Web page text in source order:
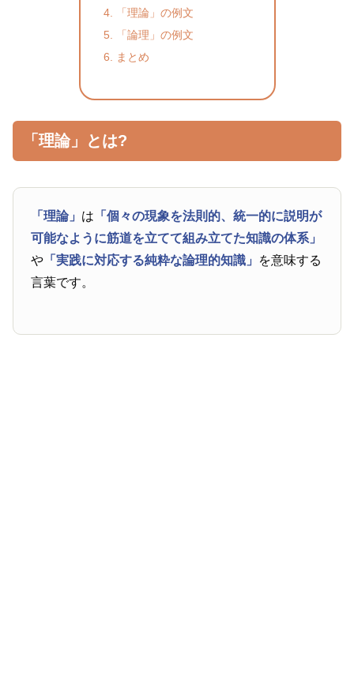
「理論」の例文
「論理」の例文
まとめ
「理論」とは?
「理論」 は 「個々の現象を法則的、統一的に説明が
可能なように筋道を立てて組み立てた知識の体系」
や 「実践に対応する純粋な論理的知識」 を意味する
言葉です。